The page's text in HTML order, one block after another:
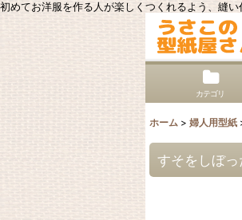
初めてお洋服を作る人が楽しくつくれるよう、縫
カテゴリ
ホーム > 婦人用型紙
すそをしぼ